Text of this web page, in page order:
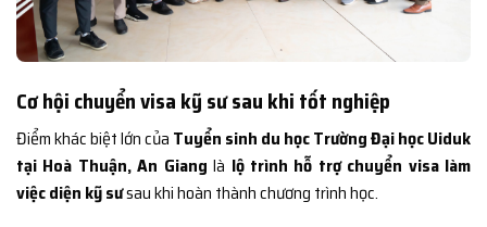
Cơ hội chuyển visa kỹ sư sau khi tốt nghiệp
Điểm khác biệt lớn của Tuyển sinh du học Trường Đại học Uiduk
tại Hoà Thuận, An Giang là lộ trình hỗ trợ chuyển visa làm
việc diện kỹ sưsau khi hoàn thành chương trình học.